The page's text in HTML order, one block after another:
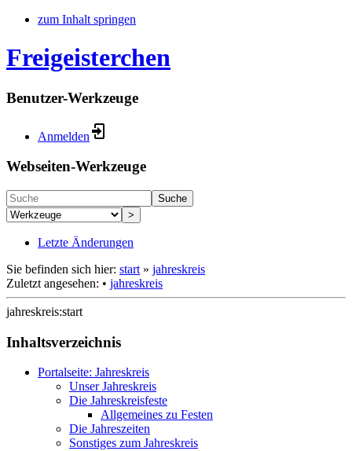
zum Inhalt springen
Freigeisterchen
Benutzer-Werkzeuge
Anmelden
Webseiten-Werkzeuge
Suche
>
Letzte Änderungen
Sie befinden sich hier: start » jahreskreis
Zuletzt angesehen: • jahreskreis
jahreskreis:start
Inhaltsverzeichnis
Portalseite: Jahreskreis
Unser Jahreskreis
Die Jahreskreisfeste
Allgemeines zu Festen
Die Jahreszeiten
Sonstiges zum Jahreskreis